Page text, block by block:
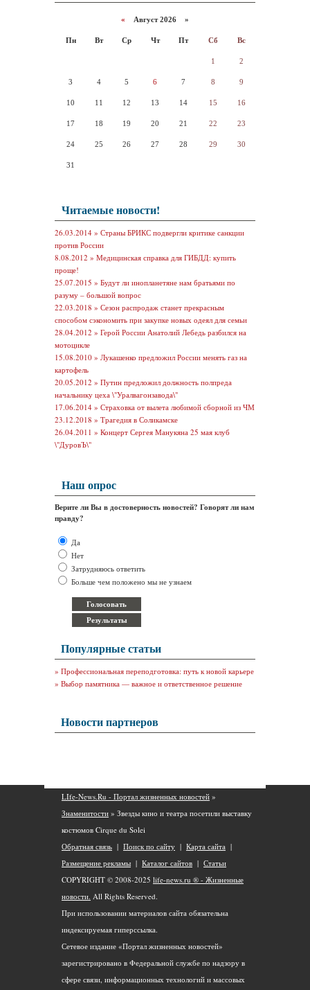
« Август 2026 »
Пн Вт Ср Чт Пт Сб Вс
1 2
3 4 5 6 7 8 9
10 11 12 13 14 15 16
17 18 19 20 21 22 23
24 25 26 27 28 29 30
31
Читаемые новости!
26.03.2014 » Страны БРИКС подвергли критике санкции
против России
8.08.2012 » Медицинская справка для ГИБДД: купить
проще!
25.07.2015 » Будут ли инопланетяне нам братьями по
разуму – большой вопрос
22.03.2018 » Сезон распродаж станет прекрасным
способом сэкономить при закупке новых одеял для семьи
28.04.2012 » Герой России Анатолий Лебедь разбился на
мотоцикле
15.08.2010 » Лукашенко предложил России менять газ на
картофель
20.05.2012 » Путин предложил должность полпреда
начальнику цеха \"Уралвагонзавода\"
17.06.2014 » Страховка от вылета любимой сборной из ЧМ
23.12.2018 » Трагедия в Соликамске
26.04.2011 » Концерт Сергея Манукяна 25 мая клуб
\"ДуровЪ\"
Наш опрос
Верите ли Вы в достоверность новостей? Говорят ли нам
правду?
Да
Нет
Затрудняюсь ответить
Больше чем положено мы не узнаем
Популярные статьи
» Профессиональная переподготовка: путь к новой карьере
» Выбор памятника — важное и ответственное решение
Новости партнеров
LIfe-News.Ru - Портал жизненных новостей »
Знаменитости » Звезды кино и театра посетили выставку
костюмов Cirque du Solei
Обратная связь | Поиск по сайту | Карта сайта |
Размещение рекламы | Каталог сайтов | Статьи
COPYRIGHT © 2008-2025 life-news.ru ® - Жизненные
новости. All Rights Reserved.
При использовании материалов сайта обязательна
индексируемая гиперссылка.
Сетевое издание «Портал жизненных новостей»
зарегистрировано в Федеральной службе по надзору в
сфере связи, информационных технологий и массовых